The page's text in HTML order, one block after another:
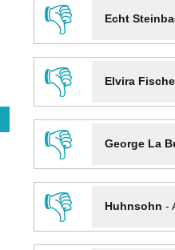
👎
Echt
👎
Elvira
👎
George La
👎
Huhnsohn -